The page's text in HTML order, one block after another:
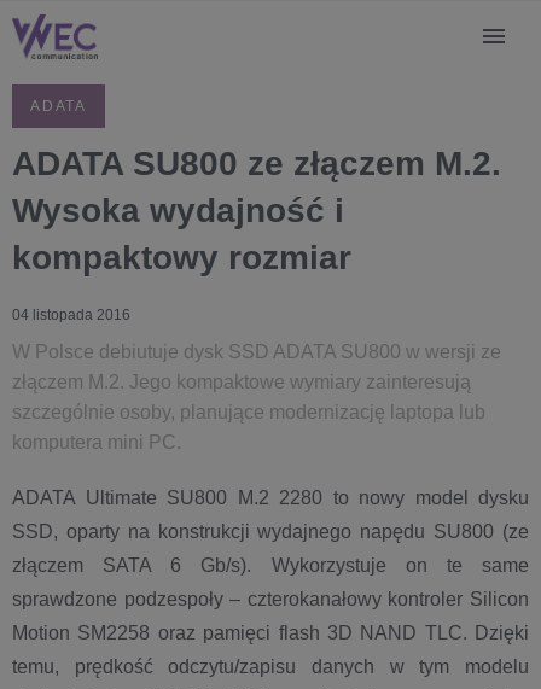
ADATA
ADATA SU800 ze złączem M.2.
Wysoka wydajność i
kompaktowy rozmiar
04 listopada 2016
W Polsce debiutuje dysk SSD ADATA SU800 w wersji ze
złączem M.2. Jego kompaktowe wymiary zainteresują
szczególnie osoby, planujące modernizację laptopa lub
komputera mini PC.
ADATA Ultimate SU800 M.2 2280 to nowy model dysku
SSD, oparty na konstrukcji wydajnego napędu SU800 (ze
złączem SATA 6 Gb/s). Wykorzystuje on te same
sprawdzone podzespoły – czterokanałowy kontroler Silicon
Motion SM2258 oraz pamięci flash 3D NAND TLC. Dzięki
temu, prędkość odczytu/zapisu danych w tym modelu